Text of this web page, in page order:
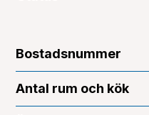
Bostadsnummer
Antal rum och kök